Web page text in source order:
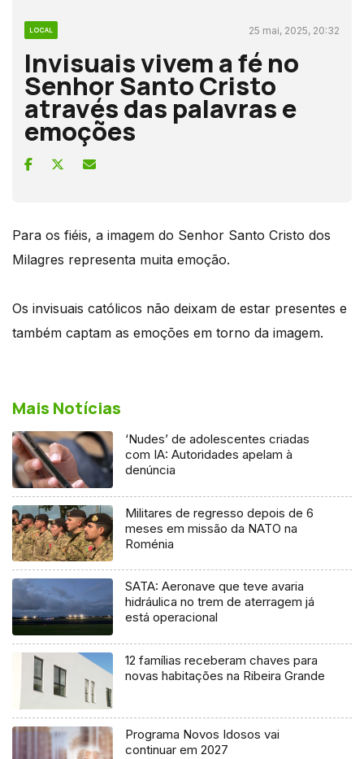
LOCAL 25 mai, 2025, 20:32
Invisuais vivem a fé no
Senhor Santo Cristo
através das palavras e
emoções
Para os fiéis, a imagem do Senhor Santo Cristo dos
Milagres representa muita emoção.
Os invisuais católicos não deixam de estar presentes e
também captam as emoções em torno da imagem.
Mais Notícias
‘Nudes’ de adolescentes criadas
com IA: Autoridades apelam à
denúncia
Militares de regresso depois de 6
meses em missão da NATO na
Roménia
SATA: Aeronave que teve avaria
hidráulica no trem de aterragem já
está operacional
12 famílias receberam chaves para
novas habitações na Ribeira Grande
Programa Novos Idosos vai
continuar em 2027